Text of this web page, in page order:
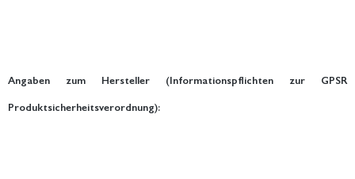
Angaben zum Hersteller (Informationspflichten zur GPSR
Produktsicherheitsverordnung):